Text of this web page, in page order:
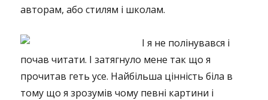
авторам, або стилям і школам.
І я не полінувався і
почав читати. І затягнуло мене так що я
прочитав геть усе. Найбільша цінність біла в
тому що я зрозумів чому певні картини і